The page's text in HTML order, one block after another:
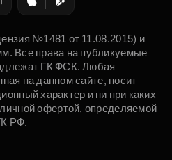
№1481 от 11.08.2015) и
Все права на публикуемые
ГК ФСК. Любая
на данном сайте, носит
характер и ни при каких
офертой, определяемой
РФ.